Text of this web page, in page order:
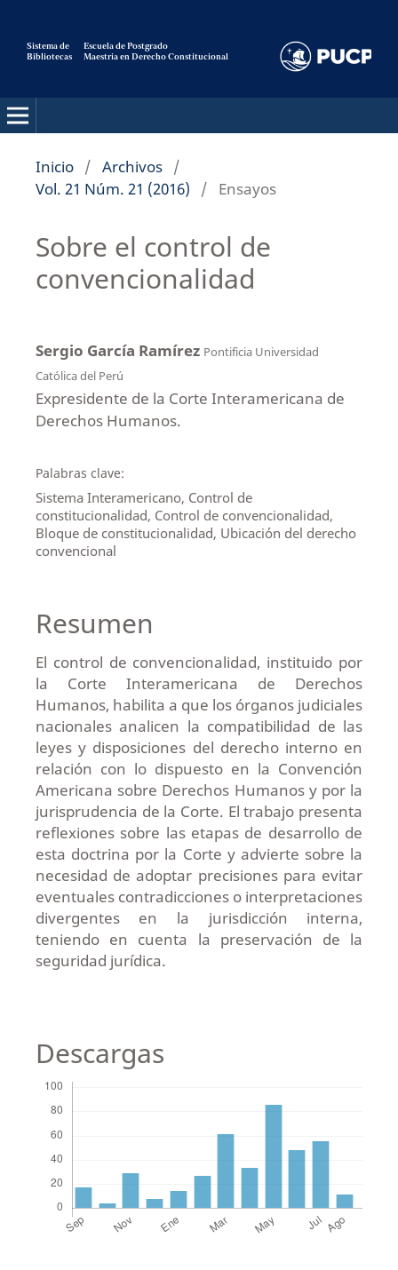
Sistema de
Bibliotecas
Escuela de Postgrado
Maestria en Derecho Constitucional
Inicio / Archivos /
Vol. 21 Núm. 21 (2016)
/ Ensayos
Sobre el control de
convencionalidad
Sergio García Ramírez Pontificia Universidad
Católica del Perú
Expresidente de la Corte Interamericana de
Derechos Humanos.
Palabras clave:
Sistema Interamericano, Control de
constitucionalidad, Control de convencionalidad,
Bloque de constitucionalidad, Ubicación del derecho
convencional
Resumen
El control de convencionalidad, instituido por
la Corte Interamericana de Derechos
Humanos, habilita a que los órganos judiciales
nacionales analicen la compatibilidad de las
leyes y disposiciones del derecho interno en
relación con lo dispuesto en la Convención
Americana sobre Derechos Humanos y por la
jurisprudencia de la Corte. El trabajo presenta
reflexiones sobre las etapas de desarrollo de
esta doctrina por la Corte y advierte sobre la
necesidad de adoptar precisiones para evitar
eventuales contradicciones o interpretaciones
divergentes en la jurisdicción interna,
teniendo en cuenta la preservación de la
seguridad jurídica.
Descargas